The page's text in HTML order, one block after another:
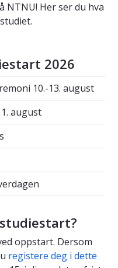
NTNU! Her ser du hva
2026
10.-13.
10.-13. august
11. august
august
oppstart. Dersom
registere deg i dette